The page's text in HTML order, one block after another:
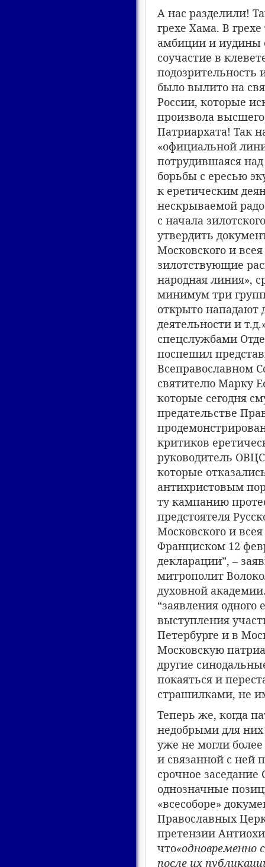
А нас разделили!
грехе Хама. В
амбиции и иудины
соучастие в
было вылито на
России, которые
произвола
Патриархата! Так
«официальной
потрудившаяся
борьбы с ересью
к еретическим
нескрываемой
с начала
утвердить
Московского и
зилотствующие
народная линия»,
минимум три
открыто нападают
деятельности и
спецслужбами
поспешил
Всеправославном
святителю Марку
которые сегодня
предательстве
критиков
руководитель
которые
антихристовым
ту кампанию
предстоятеля
Московского и
Франциском 12
декларации”, –
митрополит
духовной
“заявления
выступления
Петербурге и в
Московскую
другие
покаяться и
страшилками, не
Теперь же, когда
недобрыми для
уже не могли
и связанной с ней
срочное
однозначные
«всесоборе»
Православных
претензии
что«одновременно
после их